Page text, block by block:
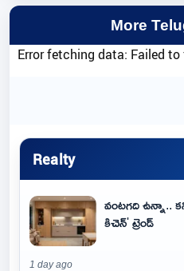
More
Error fetching data: Failed
Realty
వంటగది ఉన్నా..
కిచెన్' ట్రెండ్
1 day ago